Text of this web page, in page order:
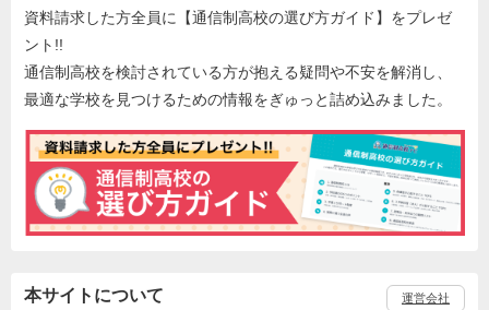
資料請求した方全員に【通信制高校の選び方ガイド】をプレゼ
ント!!
通信制高校を検討されている方が抱える疑問や不安を解消し、
最適な学校を見つけるための情報をぎゅっと詰め込みました。
本サイトについて 運営会社